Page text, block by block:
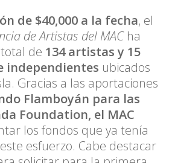
de $40,000 a la fecha, el
de Artistas del MAC ha
de 134 artistas y 15
independientes ubicados
Gracias a las aportaciones
Flamboyán para las
Foundation, el MAC
los fondos que ya tenía
esfuerzo. Cabe destacar